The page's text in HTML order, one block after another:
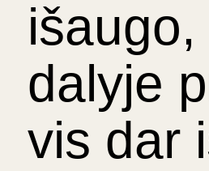
dalyje
vis dar